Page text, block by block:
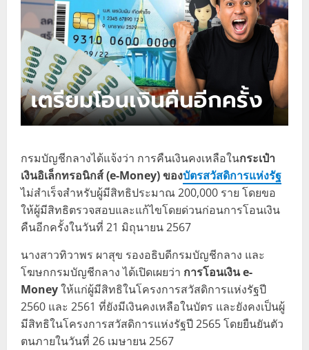
กรมบัญชีกลางได้แจ้งว่า การคืนเงินคงเหลือในกระเป๋า
เงินอิเล็กทรอนิกส์ (e-Money) ของบัตรสวัสดิการแห่งรัฐ
ไม่สำเร็จสำหรับผู้มีสิทธิประมาณ 200,000 ราย โดยขอ
ให้ผู้มีสิทธิตรวจสอบและแก้ไขโดยด่วนก่อนการโอนเงิน
คืนอีกครั้งในวันที่ 21 มิถุนายน 2567
นางสาวทิวาพร ผาสุข รองอธิบดีกรมบัญชีกลาง และ
โฆษกกรมบัญชีกลาง ได้เปิดเผยว่า การโอนเงิน e-
Moneyให้แก่ผู้มีสิทธิในโครงการสวัสดิการแห่งรัฐปี
2560 และ 2561 ที่ยังมีเงินคงเหลือในบัตร และยังคงเป็นผู้
มีสิทธิในโครงการสวัสดิการแห่งรัฐปี 2565 โดยยืนยันตัว
ตนภายในวันที่ 26 เมษายน 2567